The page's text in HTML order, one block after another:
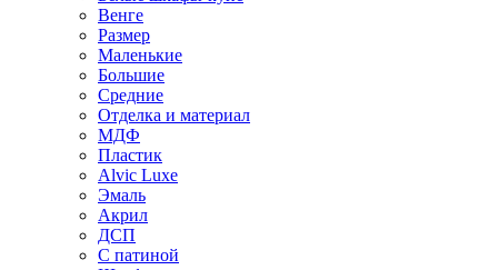
Венге
Размер
Маленькие
Большие
Средние
Отделка и материал
МДФ
Пластик
Alvic Luxe
Эмаль
Акрил
ДСП
С патиной